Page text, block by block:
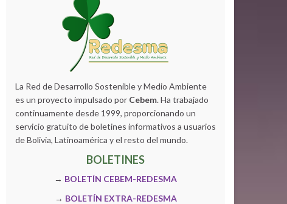
La Red de Desarrollo Sostenible y Medio Ambiente
es un proyecto impulsado por Cebem. Ha trabajado
continuamente desde 1999, proporcionando un
servicio gratuito de boletines informativos a usuarios
de Bolivia, Latinoamérica y el resto del mundo.
BOLETINES
→ BOLETÍN CEBEM-REDESMA
→ BOLETÍN EXTRA-REDESMA